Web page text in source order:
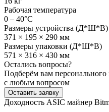
Рабочая температура
0 – 40°C
Размеры устройства (Д*Ш*В)
371 × 195 × 290 мм
Размеры упаковки (Д*Ш*В)
571 × 316 × 430 мм
Остались вопросы?
Подберём вам
с любым вопросом
Оставить заявку
Доходность ASIC майнер